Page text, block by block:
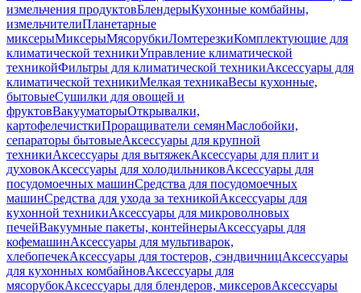
измельчения продуктовБлендерыКухонные комбайны,
измельчителиПланетарные
миксерыМиксерыМясорубкиЛомтерезкиКомплектующие для
климатической техникиУправление климатической
техникойФильтры для климатической техникиАксессуары для
климатической техникиМелкая техникаВесы кухонные,
бытовыеСушилки для овощей и
фруктовВакууматорыОткрывалки,
картофелечисткиПроращиватели семянМаслобойки,
сепараторы бытовыеАксессуары для крупной
техникиАксессуары для вытяжекАксессуары для плит и
духовокАксессуары для холодильниковАксессуары для
посудомоечных машинСредства для посудомоечных
машинСредства для ухода за техникойАксессуары для
кухонной техникиАксессуары для микроволновых
печейВакуумные пакеты, контейнерыАксессуары для
кофемашинАксессуары для мультиварок,
хлебопечекАксессуары для тостеров, сэндвичницАксессуары
для кухонных комбайновАксессуары для
мясорубокАксессуары для блендеров, миксеровАксессуары